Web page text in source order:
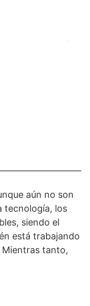
aún no son
tecnología, los
siendo el
está trabajando
tanto,